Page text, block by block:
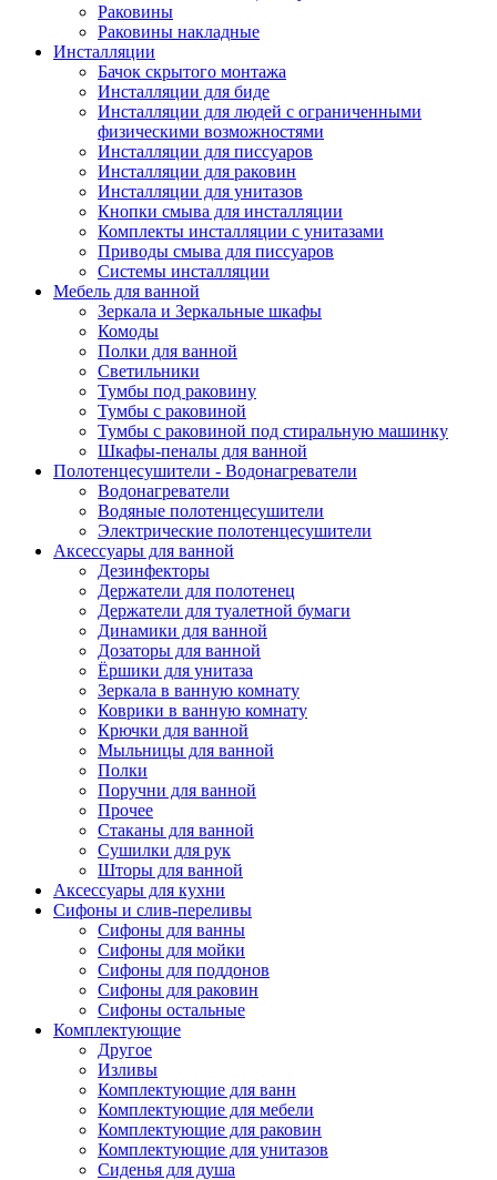
Раковины
Раковины накладные
Инсталляции
Бачок скрытого монтажа
Инсталляции для биде
Инсталляции для людей с ограниченными
физическими возможностями
Инсталляции для писсуаров
Инсталляции для раковин
Инсталляции для унитазов
Кнопки смыва для инсталляции
Комплекты инсталляции с унитазами
Приводы смыва для писсуаров
Системы инсталляции
Мебель для ванной
Зеркала и Зеркальные шкафы
Комоды
Полки для ванной
Светильники
Тумбы под раковину
Тумбы с раковиной
Тумбы с раковиной под стиральную машинку
Шкафы-пеналы для ванной
Полотенцесушители - Водонагреватели
Водонагреватели
Водяные полотенцесушители
Электрические полотенцесушители
Аксессуары для ванной
Дезинфекторы
Держатели для полотенец
Держатели для туалетной бумаги
Динамики для ванной
Дозаторы для ванной
Ёршики для унитаза
Зеркала в ванную комнату
Коврики в ванную комнату
Крючки для ванной
Мыльницы для ванной
Полки
Поручни для ванной
Прочее
Стаканы для ванной
Сушилки для рук
Шторы для ванной
Аксессуары для кухни
Сифоны и слив-переливы
Сифоны для ванны
Сифоны для мойки
Сифоны для поддонов
Сифоны для раковин
Сифоны остальные
Комплектующие
Другое
Изливы
Комплектующие для ванн
Комплектующие для мебели
Комплектующие для раковин
Комплектующие для унитазов
Сиденья для душа